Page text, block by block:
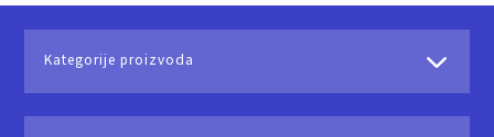
Kategorije proizvoda